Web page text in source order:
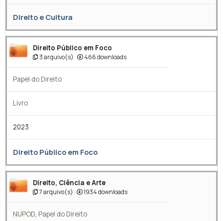
Direito e Cultura
Direito Público em Foco
3 arquivo(s) 466 downloads
Papel do Direito
Livro
2023
Direito Público em Foco
Direito, Ciência e Arte
7 arquivo(s) 1934 downloads
NUPOD, Papel do Direito